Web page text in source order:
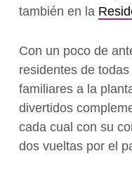
también en la
Con un poco de
residentes de
familiares a la
divertidos
cada cual con su
dos vueltas por el